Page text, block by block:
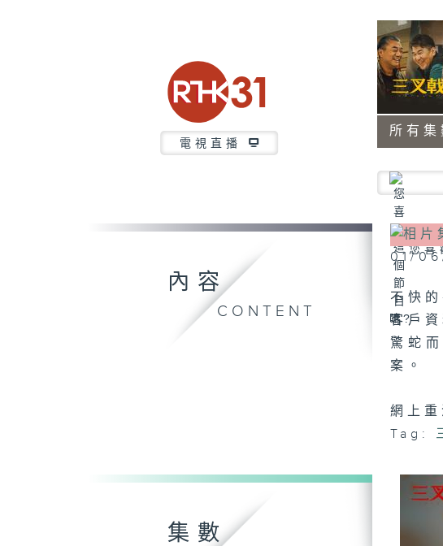
電視直播
所有集
您喜
內容
CONTENT
01/
不快
客戶
驚蛇
案。
網上
Tag:
集數